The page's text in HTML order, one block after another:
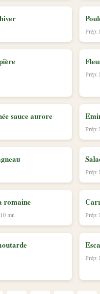
Prép:
Prép:
sauce aurore
Prép:
Prép:
romaine
mn Prép:
Prép: